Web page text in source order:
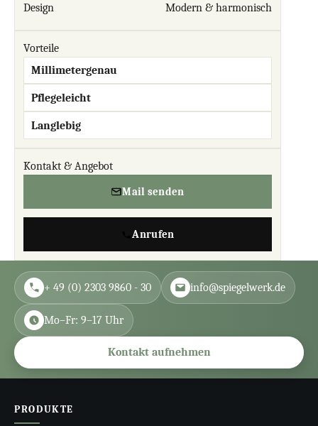
Design Modern & harmonisch
Vorteile
Millimetergenau
Pflegeleicht
Langlebig
Kontakt & Angebot
Mail senden
Anrufen
+ 49 (0) 2303 9860 - 30 info@spiegelwerk.de
Mo–Fr: 9–17 Uhr
Kontakt aufnehmen
PRODUKTE